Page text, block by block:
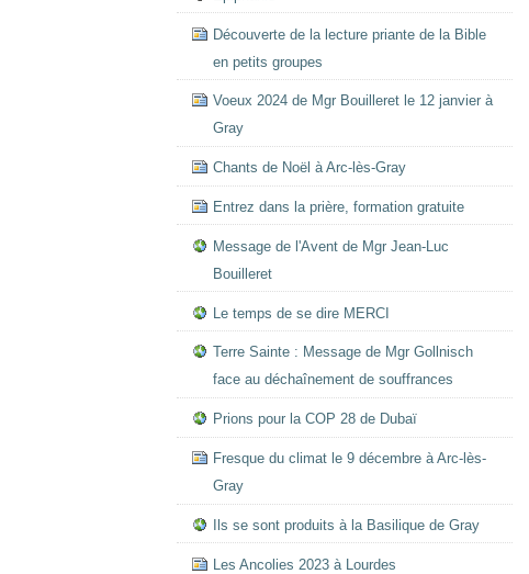
Découverte de la lecture priante de la Bible
en petits groupes
Voeux 2024 de Mgr Bouilleret le 12 janvier à
Gray
Chants de Noël à Arc-lès-Gray
Entrez dans la prière, formation gratuite
Message de l'Avent de Mgr Jean-Luc
Bouilleret
Le temps de se dire MERCI
Terre Sainte : Message de Mgr Gollnisch
face au déchaînement de souffrances
Prions pour la COP 28 de Dubaï
Fresque du climat le 9 décembre à Arc-lès-
Gray
Ils se sont produits à la Basilique de Gray
Les Ancolies 2023 à Lourdes